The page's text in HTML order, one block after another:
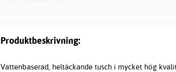
Produktbeskrivning:
Vattenbaserad, heltäckande tusch i mycket hög